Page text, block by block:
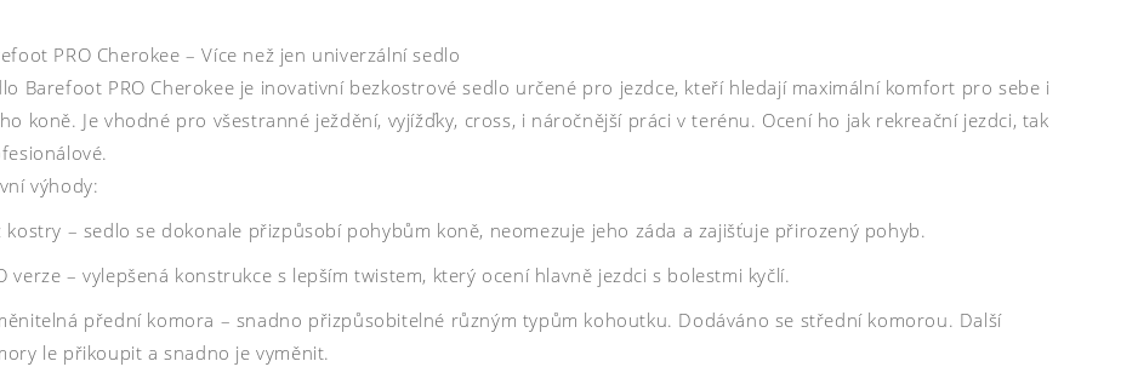
PRO Cherokee – Více než jen univerzální sedlo
Barefoot PRO Cherokee je inovativní bezkostrové sedlo určené pro jezdce, kteří hledají maximální komfort pro sebe i
koně. Je vhodné pro všestranné ježdění, vyjížďky, cross, i náročnější práci v terénu. Ocení ho jak rekreační jezdci, tak
výhody:
kostry – sedlo se dokonale přizpůsobí pohybům koně, neomezuje jeho záda a zajišťuje přirozený pohyb.
verze – vylepšená konstrukce s lepším twistem, který ocení hlavně jezdci s bolestmi kyčlí.
přední komora – snadno přizpůsobitelné různým typům kohoutku. Dodáváno se střední komorou. Další
le přikoupit a snadno je vyměnit.